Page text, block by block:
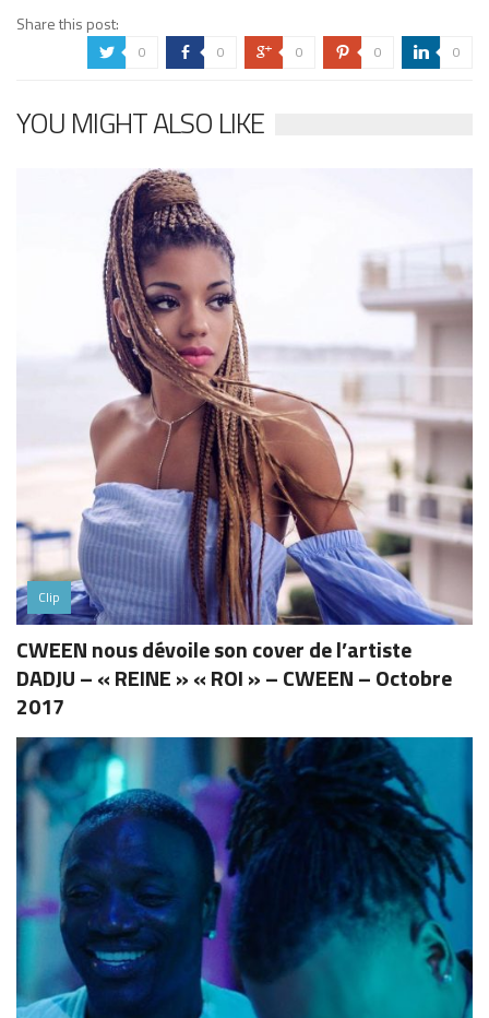
Share this post:
a 0 b 0 c 0 d 0 j 0
YOU MIGHT ALSO LIKE
Clip
CWEEN nous dévoile son cover de l’artiste
DADJU – « REINE » « ROI » – CWEEN – Octobre
2017